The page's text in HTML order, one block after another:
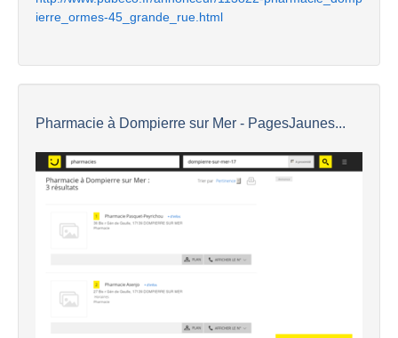
ierre_ormes-45_grande_rue.html
Pharmacie à Dompierre sur Mer - PagesJaunes...